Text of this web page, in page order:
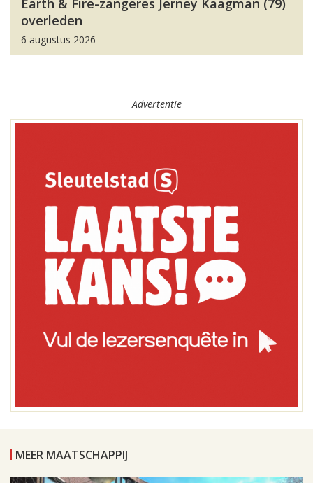
Earth & Fire-zangeres Jerney Kaagman (79)
overleden
6 augustus 2026
Advertentie
MEER MAATSCHAPPIJ